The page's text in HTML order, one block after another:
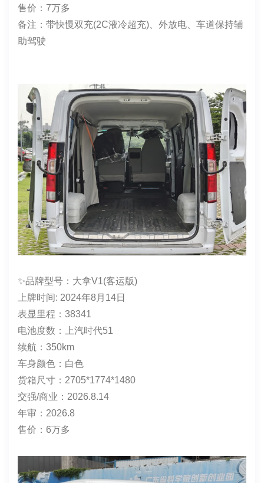
✨品牌型号:吉利V7E（五座客运版）
上牌时间: 2025年9月10日
表显里程：66374
车身颜色：白
货箱尺寸:2870×1770×1435mm、7.5个方容积
交强，商业：2026.9.9
年检日期:2026年9月
售价：7万多
备注：带快慢双充(2C液冷超充)、外放电、车道保持辅
助驾驶
✨品牌型号：大拿V1(客运版)
表显里程：38341